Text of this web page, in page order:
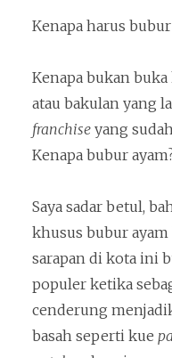
Kenapa harus bubur
Kenapa bukan
atau bakulan yang
franchise yang
Kenapa bubur
Saya sadar betul,
khusus bubur
sarapan di kota ini
populer ketika
cenderung
basah seperti kue